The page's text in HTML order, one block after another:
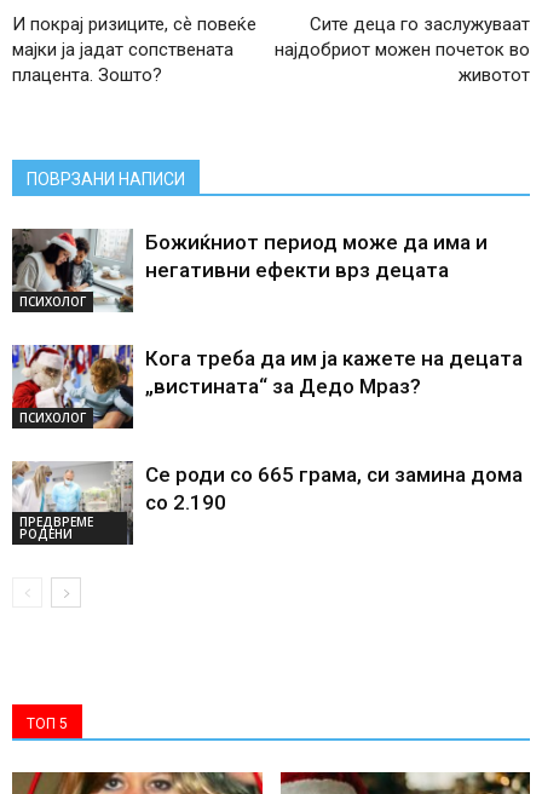
И покрај ризиците, сѐ повеќе
мајки ја јадат сопствената
плацента. Зошто?
Сите деца го заслужуваат
најдобриот можен почеток во
животот
ПОВРЗАНИ НАПИСИ
ПСИХОЛОГ
Божиќниот период може да има и
негативни ефекти врз децата
ПСИХОЛОГ
Кога треба да им ја кажете на децата
„вистината“ за Дедо Мраз?
ПРЕДВРЕМЕ
РОДЕНИ
Се роди со 665 грама, си замина дома
со 2.190
ТОП 5